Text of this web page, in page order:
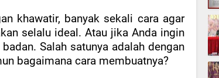
khawatir, banyak sekali cara agar
selalu ideal. Atau jika Anda ingin
Salah satunya adalah dengan
bagaimana cara membuatnya?